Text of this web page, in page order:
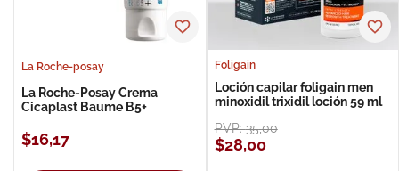
La Roche-posay
La Roche-Posay Crema
Cicaplast Baume B5+
$16,17
Foligain
Loción capilar foligain men
minoxidil trixidil loción 59 ml
PVP:35,00
$28,00